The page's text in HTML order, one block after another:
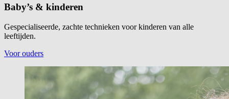
Baby’s & kinderen
Gespecialiseerde, zachte technieken voor kinderen van alle
leeftijden.
Voor ouders